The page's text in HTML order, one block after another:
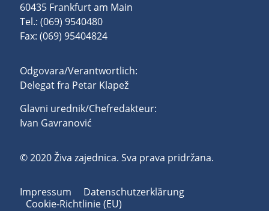
60435 Frankfurt am Main
Tel.: (069) 9540480
Fax: (069) 95404824
Odgovara/Verantwortlich:
Delegat fra Petar Klapež
Glavni urednik/Chefredakteur:
Ivan Gavranović
© 2020 Živa zajednica. Sva prava pridržana.
Impressum
Datenschutzerklärung
Cookie-Richtlinie (EU)